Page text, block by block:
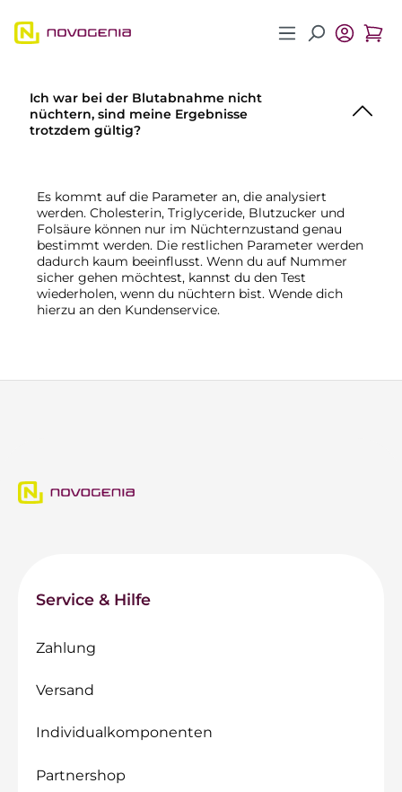
Zum Hauptinhalt springen
Ich war bei der Blutabnahme nicht
nüchtern, sind meine Ergebnisse
trotzdem gültig?
Es kommt auf die Parameter an, die analysiert
werden. Cholesterin, Triglyceride, Blutzucker und
Folsäure können nur im Nüchternzustand genau
bestimmt werden. Die restlichen Parameter werden
dadurch kaum beeinflusst. Wenn du auf Nummer
sicher gehen möchtest, kannst du den Test
wiederholen, wenn du nüchtern bist. Wende dich
hierzu an den Kundenservice.
Service & Hilfe
Zahlung
Versand
Individualkomponenten
Partnershop